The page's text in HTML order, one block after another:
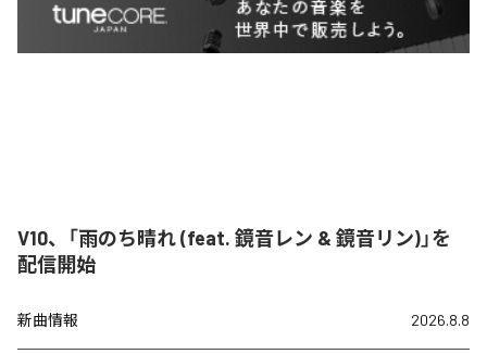
V10、「雨のち晴れ (feat. 鏡音レン & 鏡音リン)」を
配信開始
新曲情報 2026.8.8